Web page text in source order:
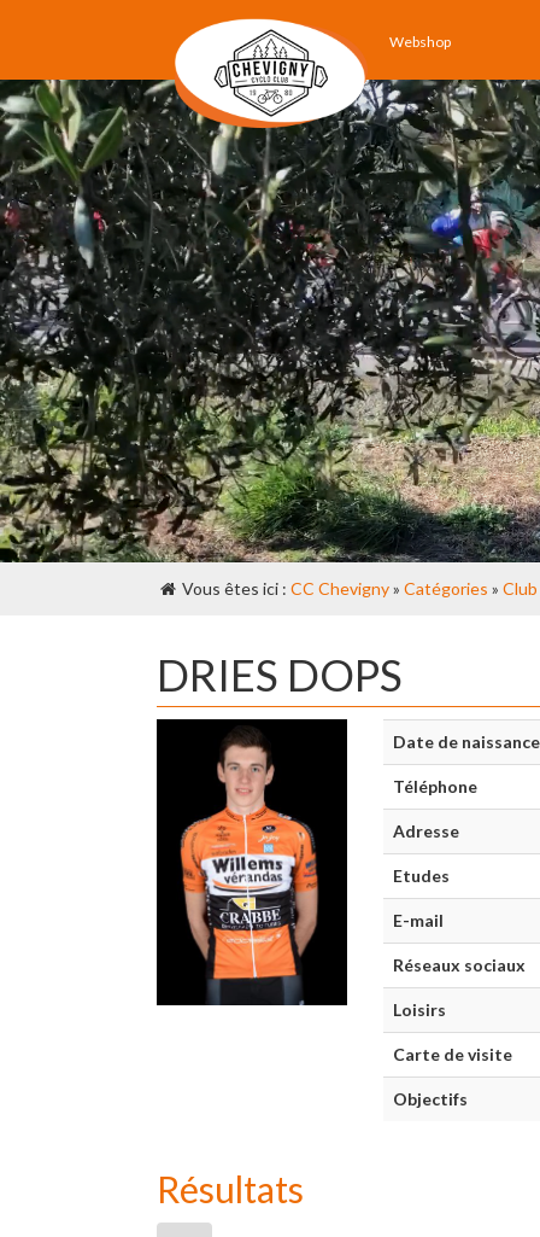
Webshop
Vous êtes ici : CC Chevigny» Catégories » Club
DRIES DOPS
Date de naissance
Téléphone
Adresse
Etudes
E-mail
Réseaux sociaux
Loisirs
Carte de visite
Objectifs
Résultats